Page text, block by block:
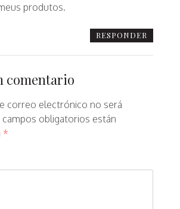
produtos.
RESPONDER
comentario
correo electrónico no será
campos obligatorios están
*